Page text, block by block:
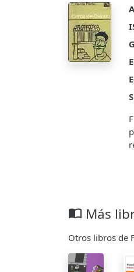
import_contacts Más
Otros libros de